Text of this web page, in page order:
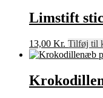
Limstift
13,00 Kr. Tilføj til